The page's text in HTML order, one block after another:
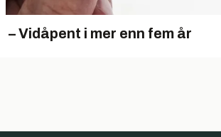
– Vidåpent i mer enn fem år